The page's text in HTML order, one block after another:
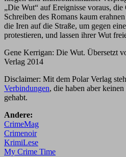
„Die Wut“ auf Ereignisse voraus,
Schreiben des Romans kaum
die Iren auf die Straße, um gegen eine
protestieren, und lassen ihrer Wut
Gene Kerrigan: Die Wut. Übersetzt
Verlag 2014
Disclaimer: Mit dem Polar Verlag
Verbindungen, die haben aber
gehabt.
Andere:
CrimeMag
Crimenoir
KrimiLese
My Crime Time